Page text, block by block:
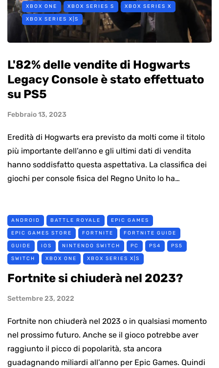
XBOX ONE XBOX SERIES S XBOX SERIES X
XBOX SERIES X|S
L'82% delle vendite di Hogwarts
Legacy Console è stato effettuato
su PS5
Febbraio 13, 2023
Eredità di Hogwarts era previsto da molti come il titolo
più importante dell’anno e gli ultimi dati di vendita
hanno soddisfatto questa aspettativa. La classifica dei
giochi per console fisica del Regno Unito lo ha…
ANDROID BATTLE ROYALE EPIC GAMES
EPIC GAMES STORE FORTNITE FORTNITE GUIDE
GUIDE IOS NINTENDO SWITCH PC PS4 PS5
SWITCH XBOX ONE XBOX SERIES X|S
Fortnite si chiuderà nel 2023?
Settembre 23, 2022
Fortnite non chiuderà nel 2023 o in qualsiasi momento
nel prossimo futuro. Anche se il gioco potrebbe aver
raggiunto il picco di popolarità, sta ancora
guadagnando miliardi all’anno per Epic Games. Quindi